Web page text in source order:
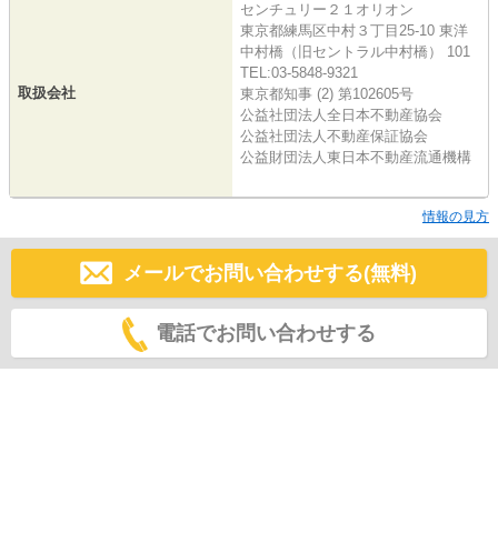
取扱会社
センチュリー２１オリオン
東京都練馬区中村３丁目25-10 東洋
中村橋（旧セントラル中村橋） 101
TEL:03-5848-9321
東京都知事 (2) 第102605号
公益社団法人全日本不動産協会
公益社団法人不動産保証協会
公益財団法人東日本不動産流通機構
情報の見方
メールでお問い合わせする(無料)
電話でお問い合わせする